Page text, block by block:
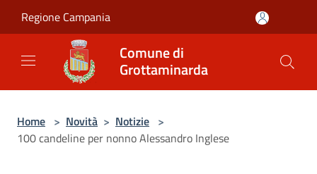
Regione Campania
Comune di
Grottaminarda
Home > Novità > Notizie >
100 candeline per nonno Alessandro Inglese